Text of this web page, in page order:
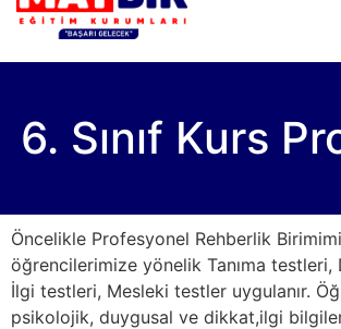
6. Sınıf Kurs
Öncelikle Profesyonel Rehberlik
öğrencilerimize yönelik Tanıma
İlgi testleri, Mesleki testler uygulanır.
psikolojik, duygusal ve dikkat,ilgi